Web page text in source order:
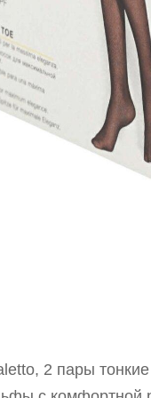
2 пары